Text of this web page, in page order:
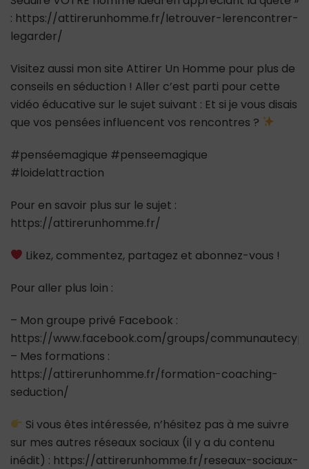
: https://attirerunhomme.fr/letrouver-lerencontrer-
legarder/
Visitez aussi mon site Attirer Un Homme pour plus de
conseils en séduction ! Aller c’est parti pour cette
vidéo éducative sur le sujet suivant : Et si je vous disais
que vos pensées influencent vos rencontres ?
#penséemagique #penseemagique
#loidelattraction
Pour en savoir plus sur le sujet :
https://attirerunhomme.fr/
Likez, commentez, partagez et abonnez-vous !
Pour aller plus loin :
– Mon groupe privé Facebook :
https://www.facebook.com/groups/
– Mes formations :
https://attirerunhomme.fr/formation-coaching-
seduction/
Si vous êtes intéressée, n’hésitez pas à me suivre
sur mes autres réseaux sociaux (il y a du contenu
inédit) : https://attirerunhomme.fr/reseaux-sociaux-